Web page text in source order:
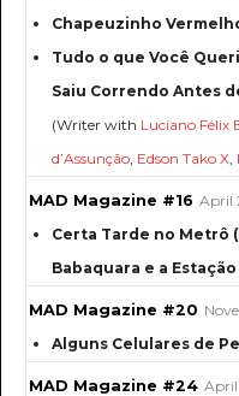
Chapeuzinho
Tudo o que Você
Saiu Correndo Antes
(Writer with Luciano Félix
d’Assunção, Edson Tako X,
MAD Magazine #16 April
Certa Tarde no Metrô
Babaquara e a
MAD Magazine #20
Alguns Celulares de
MAD Magazine #24